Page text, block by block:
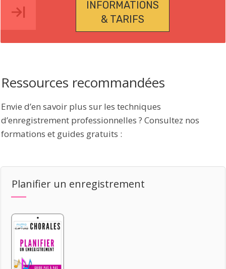
INFORMATIONS
& TARIFS
Ressources recommandées
Envie d’en savoir plus sur les techniques
d’enregistrement professionnelles ? Consultez nos
formations et guides gratuits :
Planifier un enregistrement